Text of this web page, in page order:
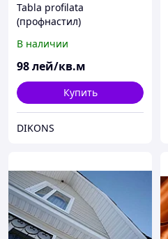
Tabla profilata
(профнастил)
В наличии
98лей/кв.м
Купить
DIKONS